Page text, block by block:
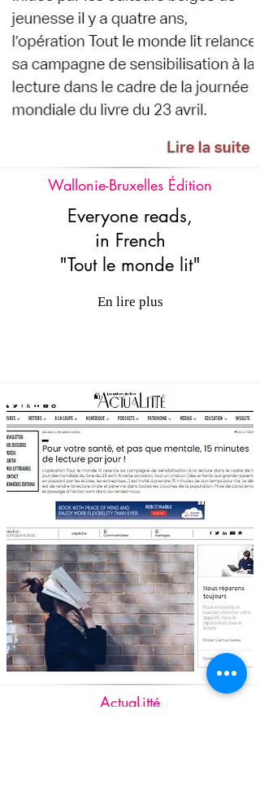
Wallonie-Bruxelles Édition
Everyone reads,
in French
"Tout le monde lit"
En lire plus
ActuaLitté